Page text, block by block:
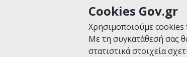
Cookies Gov.gr
Χρησιμοποιούμε cookies
Με τη συγκατάθεσή σας
στατιστικά στοιχεία
Είναι χρήσιμη αυτή